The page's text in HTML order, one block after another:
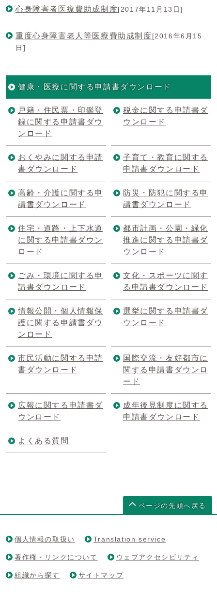
心身障害者医療費助成制度[2017年11月13日]
重度心身障害老人等医療費助成制度[2016年6月15
日]
健康・医療に関する申請書ダウンロード
戸籍・住民票・印鑑登
録に関する申請書ダウ
ンロード
税金に関する申請書ダ
ウンロード
おくやみに関する申請
書ダウンロード
子育て・教育に関する
申請書ダウンロード
高齢・介護に関する申
請書ダウンロード
防災・防犯に関する申
請書ダウンロード
住宅・道路・上下水道
に関する申請書ダウン
ロード
都市計画・公園・緑化
推進に関する申請書ダ
ウンロード
ごみ・環境に関する申
請書ダウンロード
文化・スポーツに関す
る申請書ダウンロード
情報公開・個人情報保
護に関する申請書ダウ
ンロード
選挙に関する申請書ダ
ウンロード
市民活動に関する申請
書ダウンロード
国際交流・友好都市に
関する申請書ダウンロ
ード
広報に関する申請書ダ
ウンロード
成年後見制度に関する
申請書ダウンロード
よくある質問
ページの先頭へ戻る
個人情報の取扱い Translation service
著作権・リンクについて ウェブアクセシビリティ
組織から探す サイトマップ